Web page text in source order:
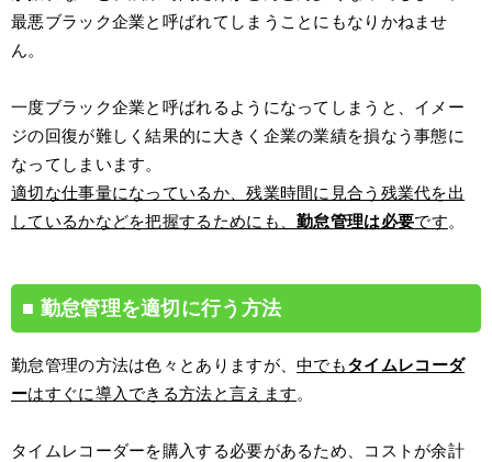
最悪ブラック企業と呼ばれてしまうことにもなりかねませ
ん。
一度ブラック企業と呼ばれるようになってしまうと、イメー
ジの回復が難しく結果的に大きく企業の業績を損なう事態に
なってしまいます。
適切な仕事量になっているか、残業時間に見合う残業代を出
しているかなどを把握するためにも、勤怠管理は必要です。
勤怠管理を適切に行う方法
勤怠管理の方法は色々とありますが、中でもタイムレコーダ
ーはすぐに導入できる方法と言えます。
タイムレコーダーを購入する必要があるため、コストが余計